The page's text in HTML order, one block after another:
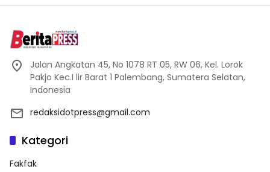
Jalan Angkatan 45, No 1078 RT 05, RW 06, Kel. Lorok
Pakjo Kec.I lir Barat 1 Palembang, Sumatera Selatan,
Indonesia
redaksidotpress@gmail.com
Kategori
Fakfak